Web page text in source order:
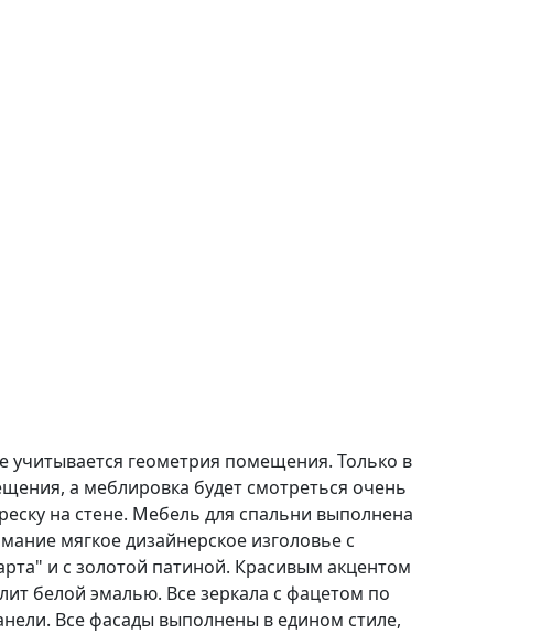
учитывается геометрия помещения. Только в
а меблировка будет смотреться очень
на стене. Мебель для спальни выполнена
мягкое дизайнерское изголовье с
и с золотой патиной. Красивым акцентом
белой эмалью. Все зеркала с фацетом по
Все фасады выполнены в едином стиле,